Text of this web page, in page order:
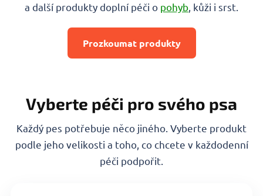
a další produkty doplní péči o pohyb , kůži i srst.
Prozkoumat produkty
Vyberte péči pro svého psa
Každý pes potřebuje něco jiného. Vyberte produkt
podle jeho velikosti a toho, co chcete v každodenní
péči podpořit.